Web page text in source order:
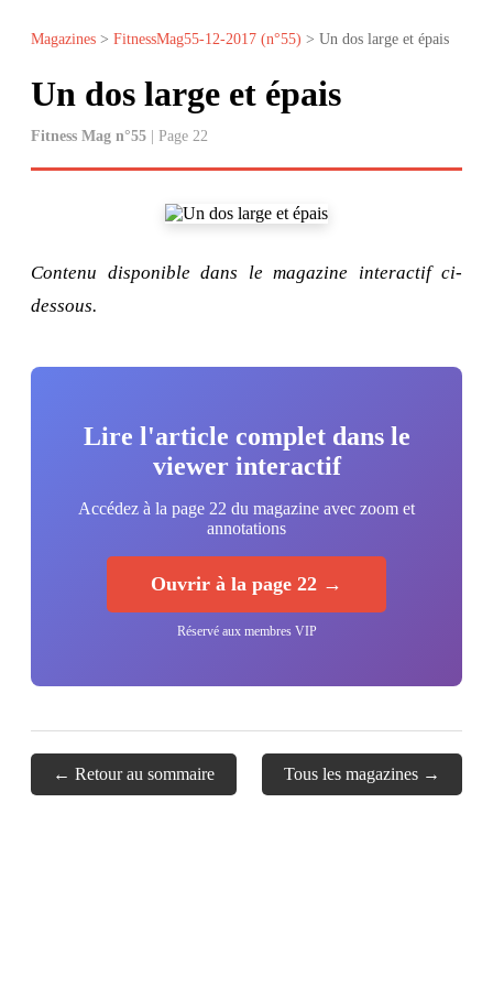
Magazines > FitnessMag55-12-2017 (n°55) > Un dos large et épais
Un dos large et épais
Fitness Mag n°55 | Page 22
Contenu disponible dans le magazine interactif ci-
dessous.
Lire l'article complet dans le
viewer interactif
Accédez à la page 22 du magazine avec zoom et
annotations
Ouvrir à la page 22 →
Réservé aux membres VIP
← Retour au sommaire Tous les magazines →